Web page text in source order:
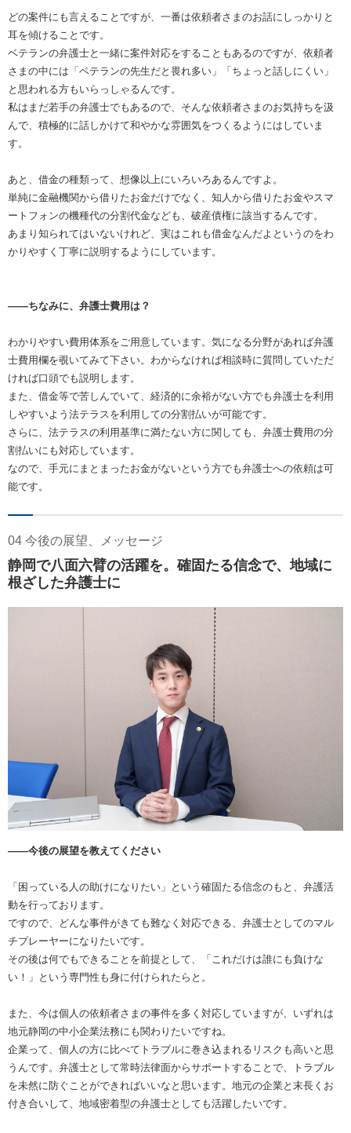
どの案件にも言えることですが、一番は依頼者さまのお話にしっかりと
耳を傾けることです。
ベテランの弁護士と一緒に案件対応をすることもあるのですが、依頼者
さまの中には「ベテランの先生だと畏れ多い」「ちょっと話しにくい」
と思われる方もいらっしゃるんです。
私はまだ若手の弁護士でもあるので、そんな依頼者さまのお気持ちを汲
んで、積極的に話しかけて和やかな雰囲気をつくるようにはしていま
す。
あと、借金の種類って、想像以上にいろいろあるんですよ。
単純に金融機関から借りたお金だけでなく、知人から借りたお金やスマ
ートフォンの機種代の分割代金なども、破産債権に該当するんです。
あまり知られてはいないけれど、実はこれも借金なんだよというのをわ
かりやすく丁寧に説明するようにしています。
――ちなみに、弁護士費用は？
わかりやすい費用体系をご用意しています。気になる分野があれば弁護
士費用欄を覗いてみて下さい。わからなければ相談時に質問していただ
ければ口頭でも説明します。
また、借金等で苦しんでいて、経済的に余裕がない方でも弁護士を利用
しやすいよう法テラスを利用しての分割払いが可能です。
さらに、法テラスの利用基準に満たない方に関しても、弁護士費用の分
割払いにも対応しています。
なので、手元にまとまったお金がないという方でも弁護士への依頼は可
能です。
04 今後の展望、メッセージ
静岡で八面六臂の活躍を。確固たる信念で、地域に
根ざした弁護士に
――今後の展望を教えてください
「困っている人の助けになりたい」という確固たる信念のもと、弁護活
動を行っております。
ですので、どんな事件がきても難なく対応できる、弁護士としてのマル
チプレーヤーになりたいです。
その後は何でもできることを前提として、「これだけは誰にも負けな
い！」という専門性も身に付けられたらと。
また、今は個人の依頼者さまの事件を多く対応していますが、いずれは
地元静岡の中小企業法務にも関わりたいですね。
企業って、個人の方に比べてトラブルに巻き込まれるリスクも高いと思
うんです。弁護士として常時法律面からサポートすることで、トラブル
を未然に防ぐことができればいいなと思います。地元の企業と末長くお
付き合いして、地域密着型の弁護士としても活躍したいです。